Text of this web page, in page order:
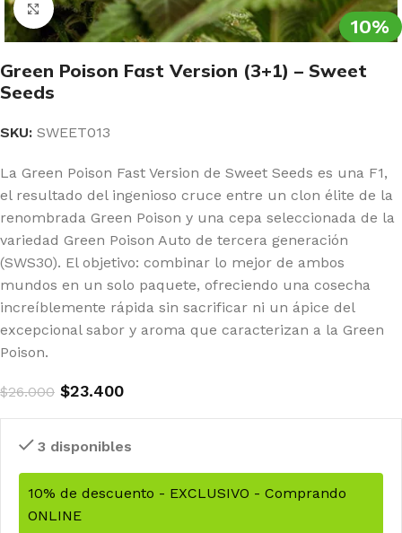
10%
Clic para ampliar
Green Poison Fast Version (3+1) – Sweet
Seeds
SKU: SWEET013
La Green Poison Fast Version de Sweet Seeds es una F1,
el resultado del ingenioso cruce entre un clon élite de la
renombrada Green Poison y una cepa seleccionada de la
variedad Green Poison Auto de tercera generación
(SWS30). El objetivo: combinar lo mejor de ambos
mundos en un solo paquete, ofreciendo una cosecha
increíblemente rápida sin sacrificar ni un ápice del
excepcional sabor y aroma que caracterizan a la Green
Poison.
$26.000 $23.400
3 disponibles
10% de descuento - EXCLUSIVO - Comprando
ONLINE